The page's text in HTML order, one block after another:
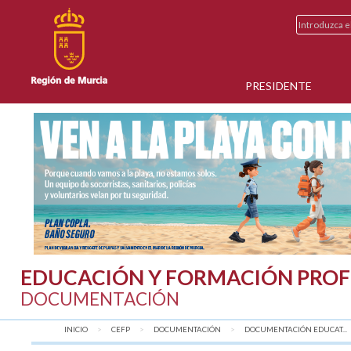
PRESIDENTE
EDUCACIÓN Y FORMACIÓN
DOCUMENTACIÓN
INICIO CEFP DOCUMENTACIÓN DOCUMENTACIÓN EDUCAT...